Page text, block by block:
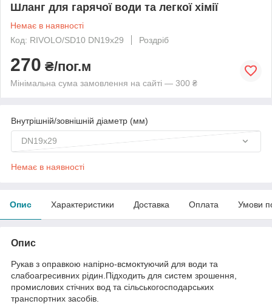
Шланг для гарячої води та легкої хімії
Немає в наявності
Код: RIVOLO/SD10 DN19x29
Роздріб
270 ₴/пог.м
Мінімальна сума замовлення на сайті — 300 ₴
Внутрішній/зовнішній діаметр (мм)
DN19x29
Немає в наявності
Опис Характеристики Доставка Оплата Умови
Опис
Рукав з оправкою напірно-всмоктуючий для води та
слабоагресивних рідин.Підходить для систем зрошення,
промислових стічних вод та сільськогосподарських
транспортних засобів.